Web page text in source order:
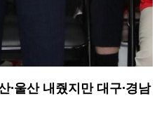
·울산 내줬지만 대구·경남